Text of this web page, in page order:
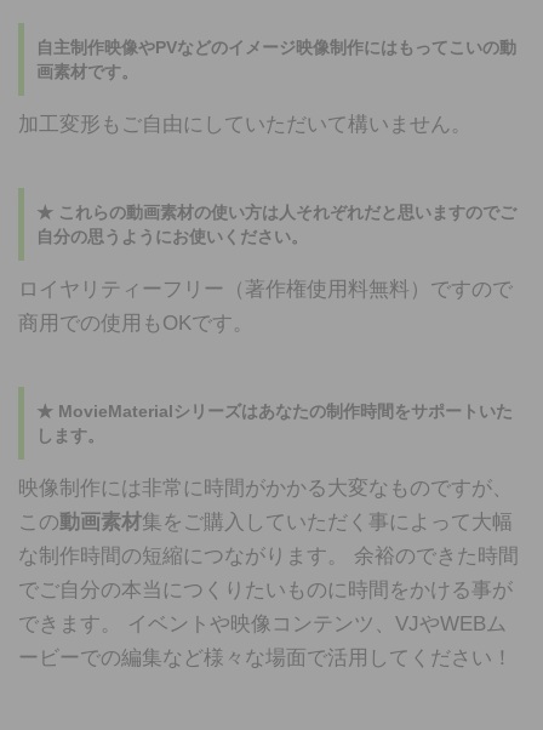
自主制作映像やPVなどのイメージ映像制作にはもってこいの動
画素材です。
加工変形もご自由にしていただいて構いません。
★ これらの動画素材の使い方は人それぞれだと思いますのでご
自分の思うようにお使いください。
ロイヤリティーフリー（著作権使用料無料）ですので
商用での使用もOKです。
★ MovieMaterialシリーズはあなたの制作時間をサポートいた
します。
映像制作には非常に時間がかかる大変なものですが、
この動画素材集をご購入していただく事によって大幅
な制作時間の短縮につながります。 余裕のできた時間
でご自分の本当につくりたいものに時間をかける事が
できます。 イベントや映像コンテンツ、VJやWEBム
ービーでの編集など様々な場面で活用してください！